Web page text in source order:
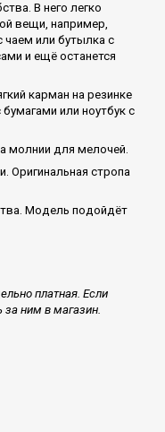
В него легко
вещи, например,
чаем или бутылка с
и ещё останется
карман на резинке
или ноутбук с
молнии для мелочей.
Оригинальная стропа
Модель подойдёт
платная. Если
за ним в магазин.